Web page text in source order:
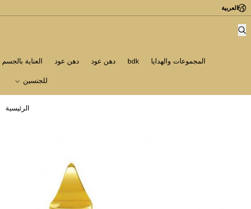
العربية
المجموعات والهدايا bdk دهن عود دهن عود العناية بالجسم
للجنسين
الرئيسية